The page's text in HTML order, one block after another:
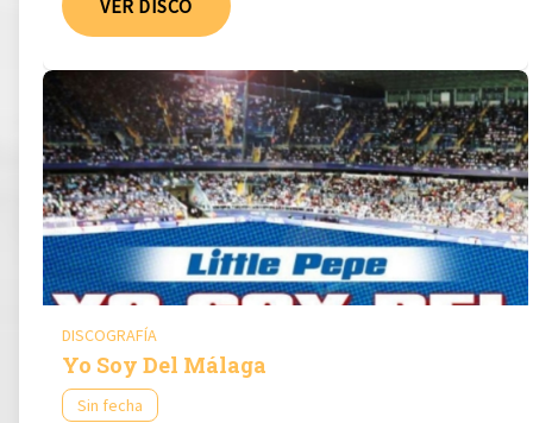
VER DISCO
DISCOGRAFÍA
Yo Soy Del Málaga
Sin fecha